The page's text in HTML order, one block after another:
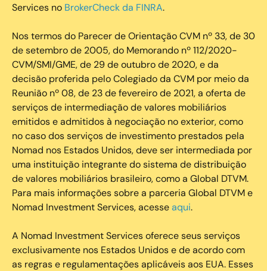
Services no BrokerCheck da FINRA.
Nos termos do Parecer de Orientação CVM nº 33, de 30
de setembro de 2005, do Memorando nº 112/2020-
CVM/SMI/GME, de 29 de outubro de 2020, e da
decisão proferida pelo Colegiado da CVM por meio da
Reunião nº 08, de 23 de fevereiro de 2021, a oferta de
serviços de intermediação de valores mobiliários
emitidos e admitidos à negociação no exterior, como
no caso dos serviços de investimento prestados pela
Nomad nos Estados Unidos, deve ser intermediada por
uma instituição integrante do sistema de distribuição
de valores mobiliários brasileiro, como a Global DTVM.
Para mais informações sobre a parceria Global DTVM e
Nomad Investment Services, acesseaqui.
A Nomad Investment Services oferece seus serviços
exclusivamente nos Estados Unidos e de acordo com
as regras e regulamentações aplicáveis aos EUA. Esses